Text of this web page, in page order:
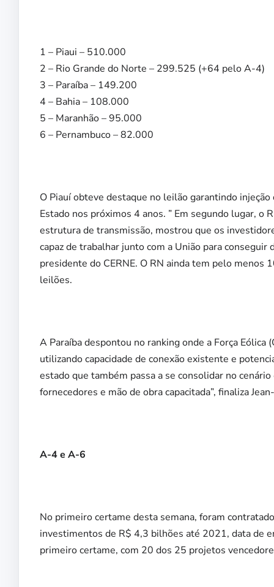
1 – Piaui – 510.000
2 – Rio Grande do Norte – 299.525 (+64 pelo A-4)
3 – Paraíba – 149.200
4 – Bahia – 108.000
5 – Maranhão – 95.000
6 – Pernambuco – 82.000
O Piauí obteve destaque no leilão garantindo
Estado nos próximos 4 anos. ” Em segundo lugar, o
estrutura de transmissão, mostrou que os
capaz de trabalhar junto com a União para
presidente do CERNE. O RN ainda tem pelo
leilões.
A Paraíba despontou no ranking onde a Força
utilizando capacidade de conexão existente e
estado que também passa a se consolidar no
fornecedores e mão de obra capacitada”, finaliza
A-4 e A-6
No primeiro certame desta semana, foram
investimentos de R$ 4,3 bilhões até 2021, data de
primeiro certame, com 20 dos 25 projetos